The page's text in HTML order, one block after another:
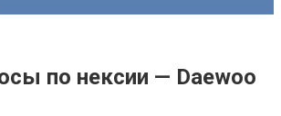
по нексии — Daewoo